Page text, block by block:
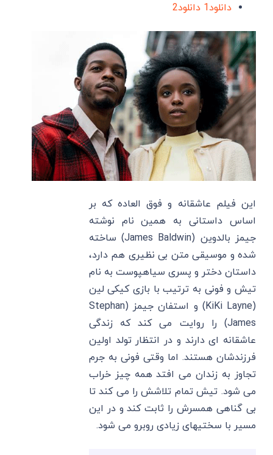
دانلود1
دانلود2
این فیلم عاشقانه و فوق العاده که بر
اساس داستانی به همین نام نوشته
جیمز بالدوین (James Baldwin) ساخته
شده و موسیقی متن بی نظیری هم دارد،
داستان دختر و پسری سیاهپوست به نام
تیش و فونی به ترتیب با بازی کیکی لین
(KiKi Layne) و استفان جیمز (Stephan
James) را روایت می کند که زندگی
عاشقانه ای دارند و در انتظار تولد اولین
فرزندشان هستند. اما وقتی فونی به جرم
تجاوز به زندان می افتد همه چیز خراب
می شود. تیش تمام تلاشش را می کند تا
بی گناهی همسرش را ثابت کند و در این
مسیر با سختیهای زیادی روبرو می شود.